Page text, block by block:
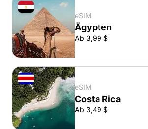
eSIM
Ägypten
Ab 3,99 $
eSIM
Costa Rica
Ab 3,49 $